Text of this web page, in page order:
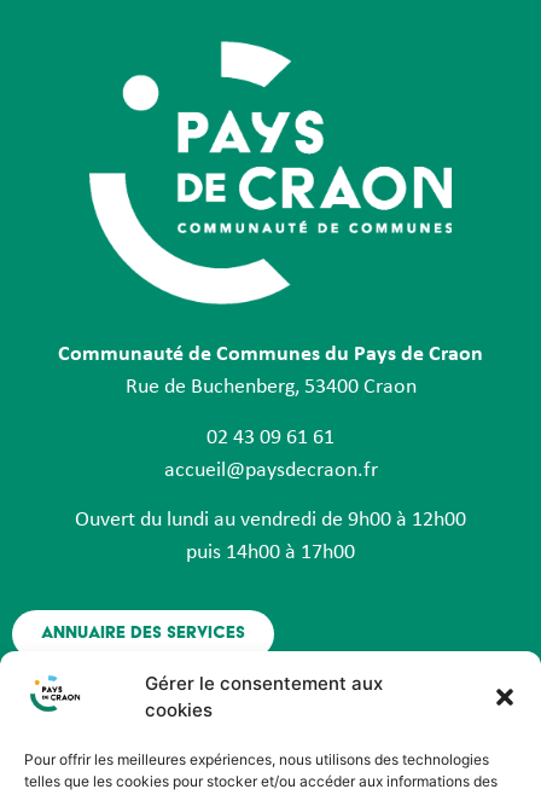
Gérer le consentement aux
cookies
Pour offrir les meilleures expériences, nous utilisons des technologies
telles que les cookies pour stocker et/ou accéder aux informations des
Communauté de Communes du Pays de Craon
Rue de Buchenberg, 53400 Craon
02 43 09 61 61
accueil@paysdecraon.fr
Ouvert du lundi au vendredi de 9h00 à 12h00
puis 14h00 à 17h00
Annuaire des services
Nous contacter
Espace agent - Octime